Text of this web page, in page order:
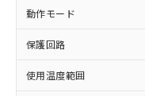
動作モード
保護回路
使用温度範囲
※1 対応状況
対応済み
非含有に対応